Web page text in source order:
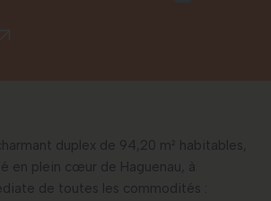
duplex de 94,20 m² habitables,
en plein cœur de Haguenau, à
de toutes les commodités :